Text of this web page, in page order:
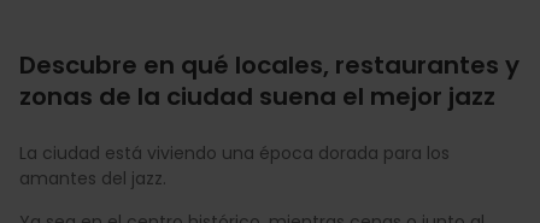
Descubre en qué locales, restaurantes y
zonas de la ciudad suena el mejor jazz
La ciudad está viviendo una época dorada para los
amantes del jazz.